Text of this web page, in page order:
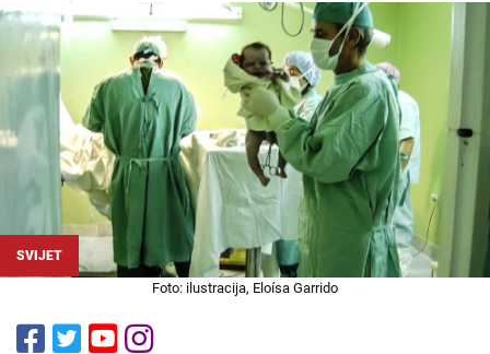
SVIJET
Foto: ilustracija, Eloísa Garrido